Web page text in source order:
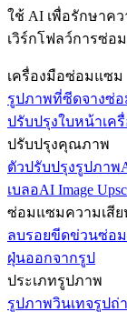
ใช้ AI เพื่อรักษาค
เวิร์กโฟลว์การซ่อ
เครื่องมือซ่อมแซม
รูปภาพที่ซีดจางซ่อ
ปรับปรุงใบหน้าเค
ปรับปรุงคุณภาพ
ตัวปรับปรุงรูปภาพ
เบลอAI Image
ซ่อมแซมความเสีย
ลบรอยขีดข่วนซ่อ
ฝุ่นออกจากรูป
ประเภทรูปภาพ
รูปภาพวินเทจรูปถ่